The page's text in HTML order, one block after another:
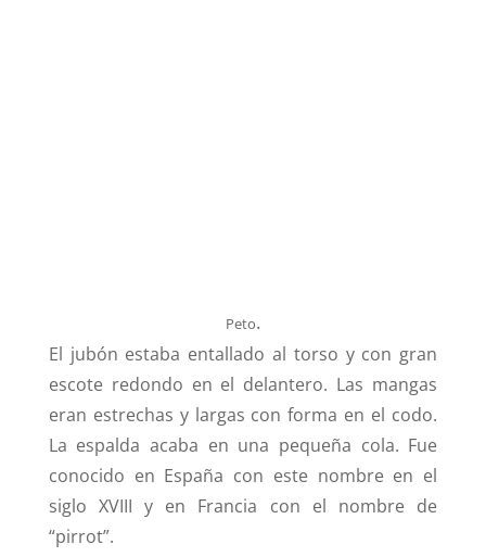
Peto.
El jubón estaba entallado al torso y con gran
escote redondo en el delantero. Las mangas
eran estrechas y largas con forma en el codo.
La espalda acaba en una pequeña cola. Fue
conocido en España con este nombre en el
siglo XVIII y en Francia con el nombre de
“pirrot”.